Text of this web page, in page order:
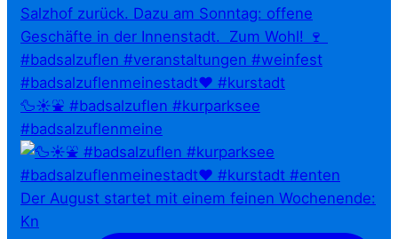
🦆☀️⛲ #badsalzuflen #kurparksee
#badsalzuflenmeine
Der August startet mit einem feinen Wochenende:
Kn